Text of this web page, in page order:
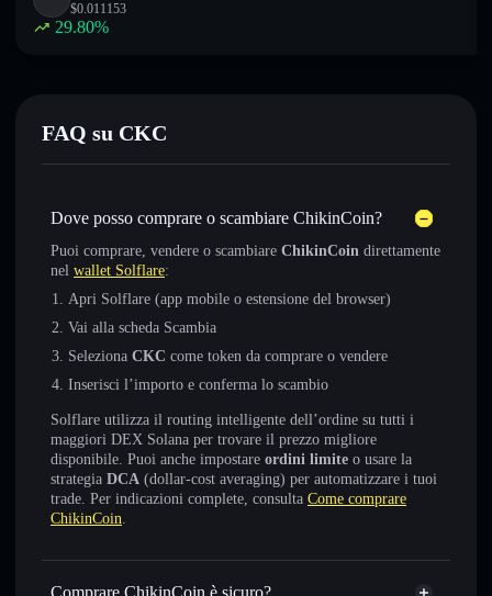
$0.011153
29.80%
FAQ su CKC
Dove posso comprare o scambiare ChikinCoin?
Puoi comprare, vendere o scambiare ChikinCoin direttamente
nel wallet Solflare:
Apri Solflare (app mobile o estensione del browser)
Vai alla scheda Scambia
Seleziona CKC come token da comprare o vendere
Inserisci l’importo e conferma lo scambio
Solflare utilizza il routing intelligente dell’ordine su tutti i
maggiori DEX Solana per trovare il prezzo migliore
disponibile. Puoi anche impostare ordini limite o usare la
strategia DCA (dollar-cost averaging) per automatizzare i tuoi
trade. Per indicazioni complete, consulta Come comprare
ChikinCoin.
Comprare ChikinCoin è sicuro?